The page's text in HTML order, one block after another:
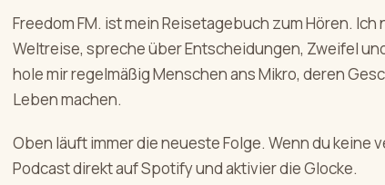
Freedom FM. ist mein Reisetagebuch zum Hören. Ich
Weltreise, spreche über Entscheidungen, Zweifel
hole mir regelmäßig Menschen ans Mikro, deren
Leben machen.
Oben läuft immer die neueste Folge. Wenn du keine
Podcast direkt auf Spotify und aktivier die Glocke.